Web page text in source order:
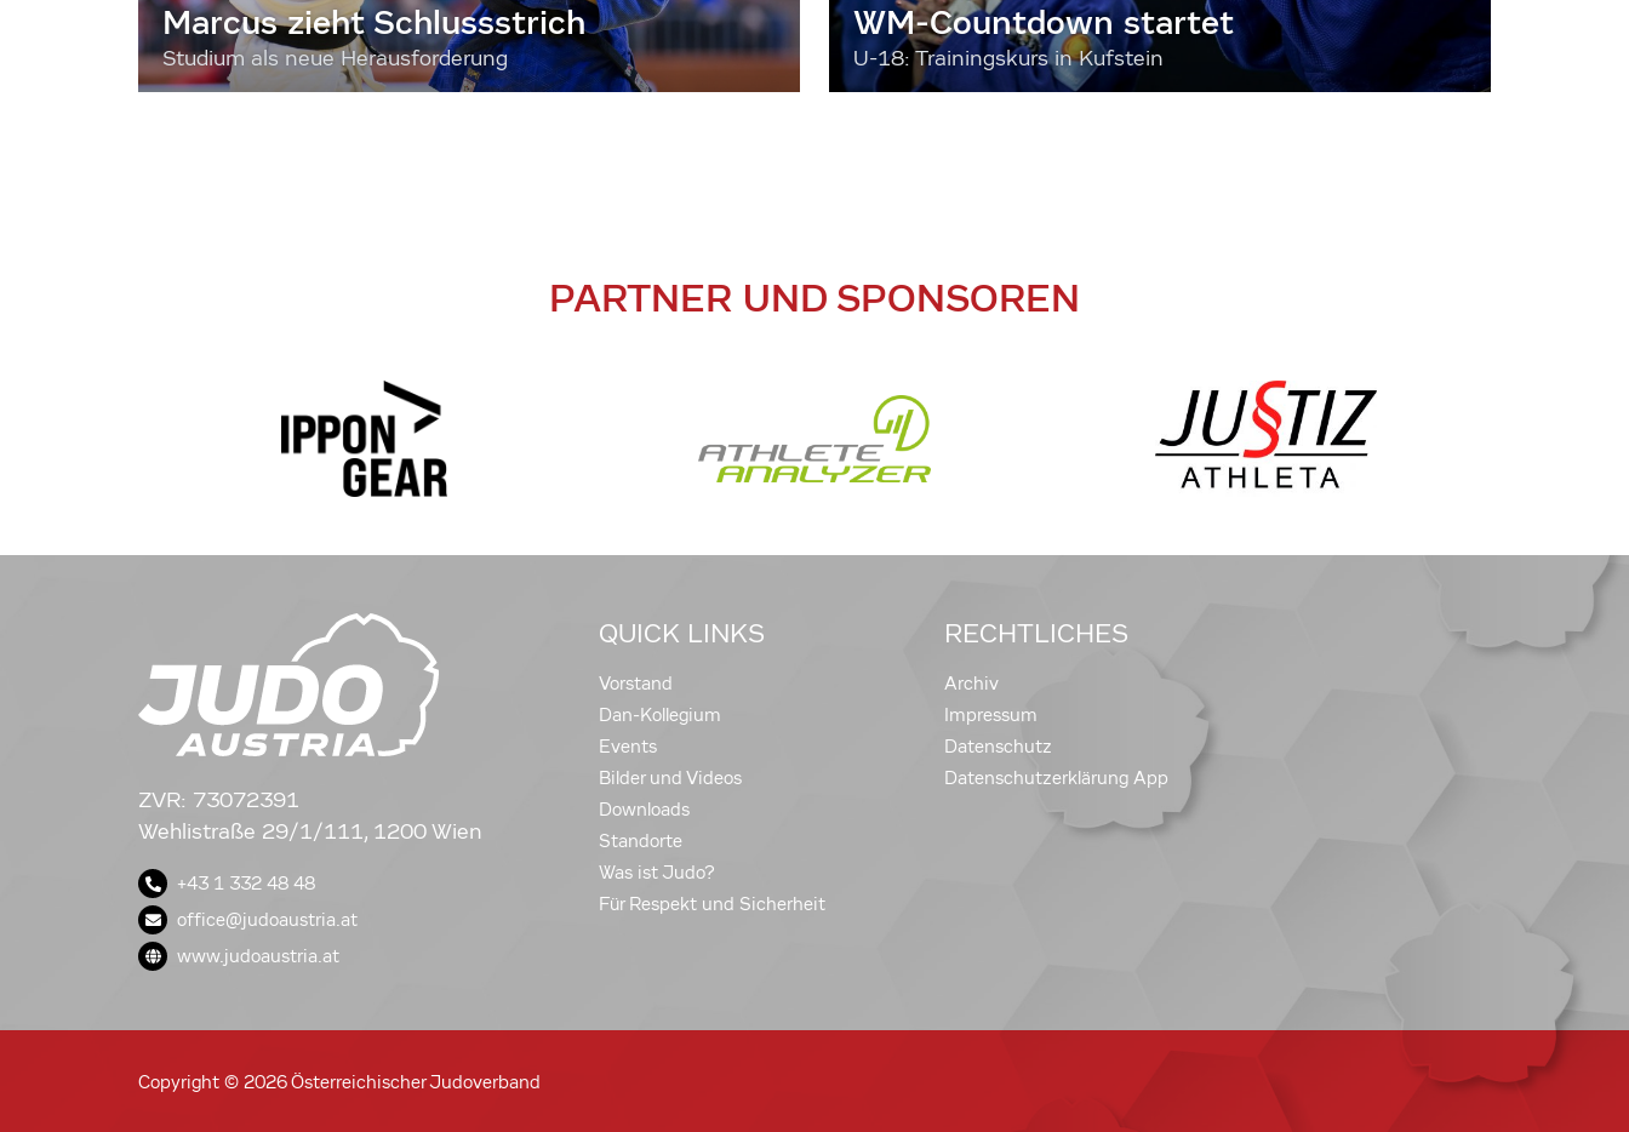
Marcus zieht Schlussstrich
Studium als neue Herausforderung
WM-Countdown startet
U-18: Trainingskurs in Kufstein
PARTNER UND SPONSOREN
ZVR: 73072391
Wehlistraße 29/1/111, 1200 Wien
+43 1 332 48 48
office@judoaustria.at
www.judoaustria.at
QUICK LINKS
Vorstand
Dan-Kollegium
Events
Bilder und Videos
Downloads
Standorte
Was ist Judo?
Für Respekt und Sicherheit
RECHTLICHES
Archiv
Impressum
Datenschutz
Datenschutzerklärung App
Copyright © 2026 Österreichischer Judoverband